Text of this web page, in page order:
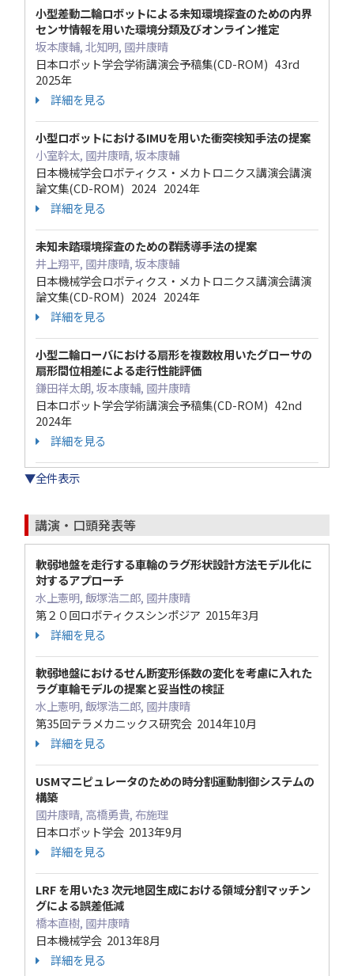
小型差動二輪ロボットによる未知環境探査のための内界
センサ情報を用いた環境分類及びオンライン推定
坂本康輔, 北知明, 國井康晴
日本ロボット学会学術講演会予稿集(CD-ROM) 43rd
2025年
詳細を見る
小型ロボットにおけるIMUを用いた衝突検知手法の提案
小室幹太, 國井康晴, 坂本康輔
日本機械学会ロボティクス・メカトロニクス講演会講演
論文集(CD-ROM) 2024 2024年
詳細を見る
未知未踏環境探査のための群誘導手法の提案
井上翔平, 國井康晴, 坂本康輔
日本機械学会ロボティクス・メカトロニクス講演会講演
論文集(CD-ROM) 2024 2024年
詳細を見る
小型二輪ローバにおける扇形を複数枚用いたグローサの
扇形間位相差による走行性能評価
鎌田祥太朗, 坂本康輔, 國井康晴
日本ロボット学会学術講演会予稿集(CD-ROM) 42nd
2024年
詳細を見る
▼全件表示
講演・口頭発表等
軟弱地盤を走行する車輪のラグ形状設計方法モデル化に
対するアプローチ
水上憲明, 飯塚浩二郎, 國井康晴
第２０回ロボティクスシンポジア 2015年3月
詳細を見る
軟弱地盤におけるせん断変形係数の変化を考慮に入れた
ラグ車輪モデルの提案と妥当性の検証
水上憲明, 飯塚浩二郎, 國井康晴
第35回テラメカニックス研究会 2014年10月
詳細を見る
USMマニピュレータのための時分割運動制御システムの
構築
國井康晴, 高橋勇貴, 布施理
日本ロボット学会 2013年9月
詳細を見る
LRF を用いた3 次元地図生成における領域分割マッチン
グによる誤差低減
橋本直樹, 國井康晴
日本機械学会 2013年8月
詳細を見る